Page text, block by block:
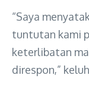
“Saya
tuntutan kami
keterlibatan
direspon,”